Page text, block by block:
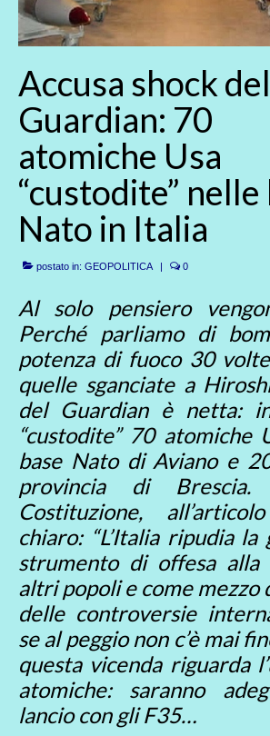
Accusa shock del
Guardian: 70
atomiche Usa
“custodite” nelle
Nato in Italia
postato in: GEOPOLITICA | 0
Al solo pensiero
Perché parliamo di
potenza di fuoco 30
quelle sganciate a
del Guardian è netta:
“custodite” 70 atomiche
base Nato di Aviano e
provincia di
Costituzione,
chiaro: “L’Italia ripudia
strumento di offesa alla
altri popoli e come mezzo
delle controversie
se al peggio non c’è mai
questa vicenda riguarda
atomiche: saranno
lancio con gli F35…